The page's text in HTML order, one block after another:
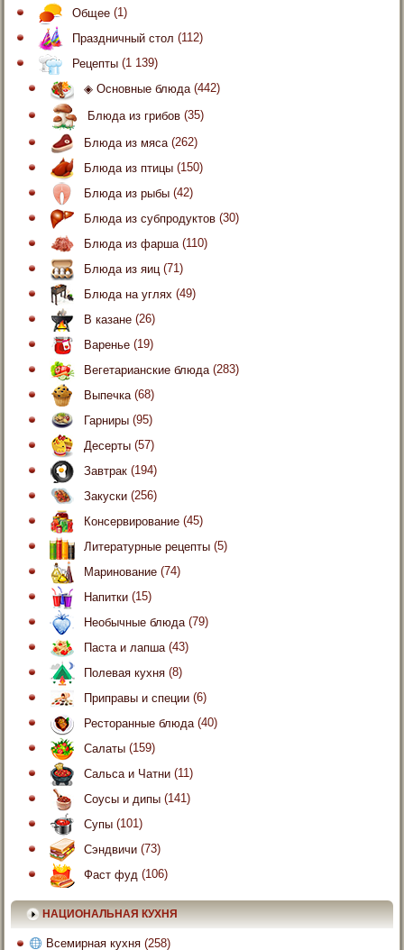
Общее (1)
Праздничный стол (112)
Рецепты (1 139)
◈ Основные блюда (442)
Блюда из грибов (35)
Блюда из мяса (262)
Блюда из птицы (150)
Блюда из рыбы (42)
Блюда из субпродуктов (30)
Блюда из фарша (110)
Блюда из яиц (71)
Блюда на углях (49)
В казане (26)
Варенье (19)
Вегетарианские блюда (283)
Выпечка (68)
Гарниры (95)
Десерты (57)
Завтрак (194)
Закуски (256)
Консервирование (45)
Литературные рецепты (5)
Маринование (74)
Напитки (15)
Необычные блюда (79)
Паста и лапша (43)
Полевая кухня (8)
Приправы и специи (6)
Ресторанные блюда (40)
Салаты (159)
Сальса и Чатни (11)
Соусы и дипы (141)
Супы (101)
Сэндвичи (73)
Фаст фуд (106)
НАЦИОНАЛЬНАЯ КУХНЯ
Всемирная кухня (258)